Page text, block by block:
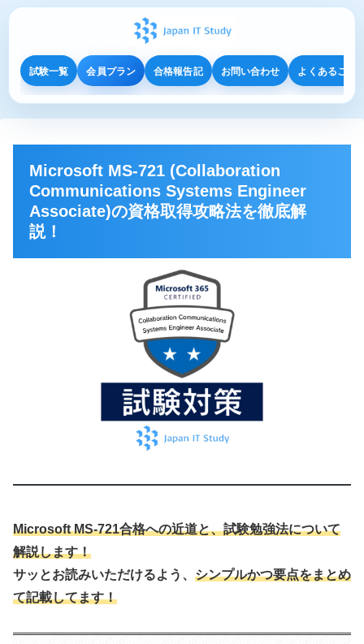
試験一覧 会員プラン 合格報告記 お問い合わせ よくあるご質
Microsoft MS-721 (Collaboration
Communications Systems Engineer
Associate)の資格取得攻略法を徹底解
説！
Microsoft MS-721合格への近道と、試験勉強法について
解説します！
サッとお読みいただけるよう、 シンプルかつ要点をまとめ
て記載してます！